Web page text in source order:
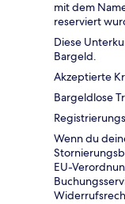
mit dem
reserviert
Diese
Bargeld.
Akzeptierte
Bargeldlose
Wenn du
EU-